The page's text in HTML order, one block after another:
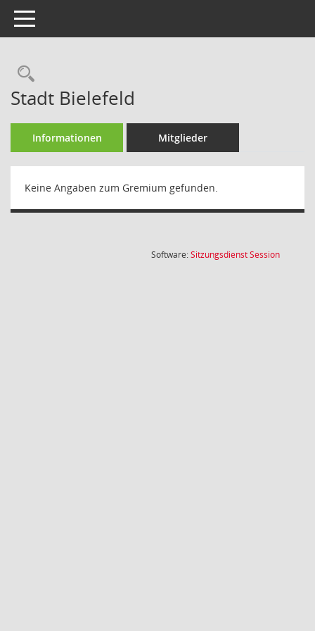
Toggle navigation
Rechercheauswahl
Stadt Bielefeld
Informationen Mitglieder
Keine Angaben zum Gremium gefunden.
Software:SitzungsdienstSession(Wird in